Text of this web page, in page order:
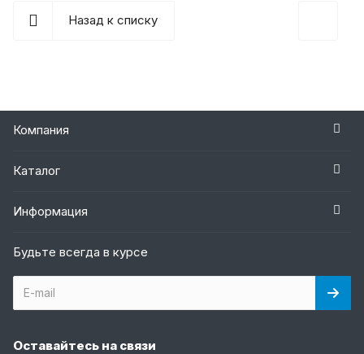
Назад к списку
Компания
Каталог
Информация
Будьте всегда в курсе
Оставайтесь на связи